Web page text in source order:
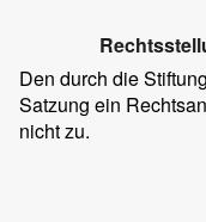
Den durch die
Satzung ein
nicht zu.